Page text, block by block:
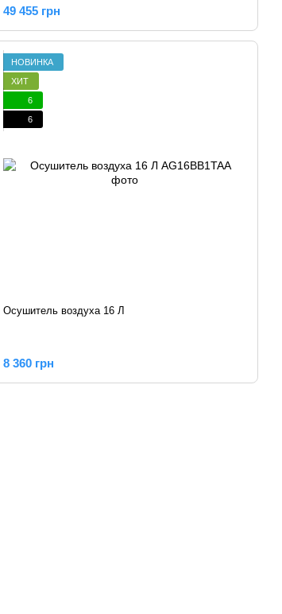
49 455 грн
НОВИНКА
ХИТ
6
6
Осушитель воздуха 16 Л
8 360 грн